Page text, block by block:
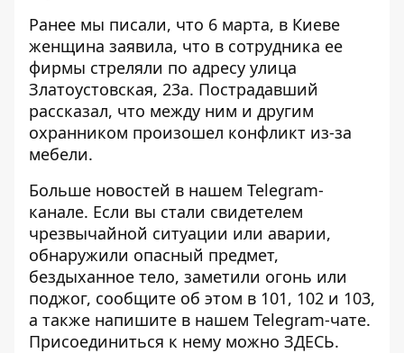
Ранее мы писали, что 6 марта, в Киеве
женщина заявила, что в сотрудника ее
фирмы стреляли по адресу улица
Златоустовская, 23а. Пострадавший
рассказал, что между ним и другим
охранником произошел конфликт из-за
мебели.
Больше новостей в нашем Telegram-
канале. Если вы стали свидетелем
чрезвычайной ситуации или аварии,
обнаружили опасный предмет,
бездыханное тело, заметили огонь или
поджог, сообщите об этом в 101, 102 и 103,
а также напишите в нашем Telegram-чате.
Присоединиться к нему можно ЗДЕСЬ.